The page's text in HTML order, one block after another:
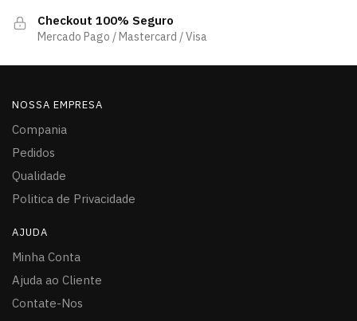
Checkout 100% Seguro
Mercado Pago / Mastercard / Visa
NOSSA EMPRESA
Compania
Pedidos
Qualidade
Politica de Privacidade
AJUDA
Minha Conta
Ajuda ao Cliente
Contate-Nos